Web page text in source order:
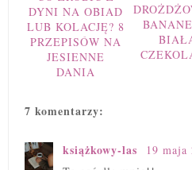
DYNI NA OBIAD
LUB KOLACJĘ? 8
PRZEPISÓW NA
JESIENNE
DANIA
7 komentarzy:
książkowy-las
19 maja